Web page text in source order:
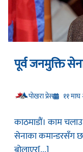
पूर्व जनमुक्ति
प‍ोखरा प्रेस ११
काठमाडौं। काम
सेनाका कमान्डरसँग